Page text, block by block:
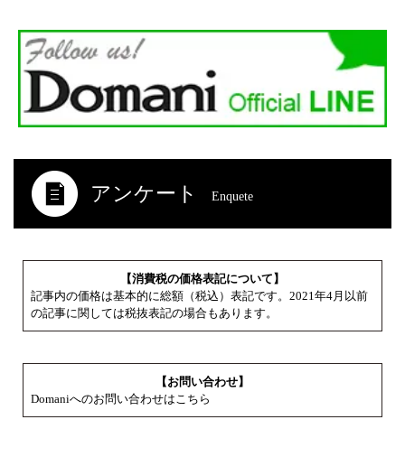
アンケート Enquete
【消費税の価格表記について】
記事内の価格は基本的に総額（税込）表記です。2021年4月以前
の記事に関しては税抜表記の場合もあります。
【お問い合わせ】
Domaniへのお問い合わせはこちら